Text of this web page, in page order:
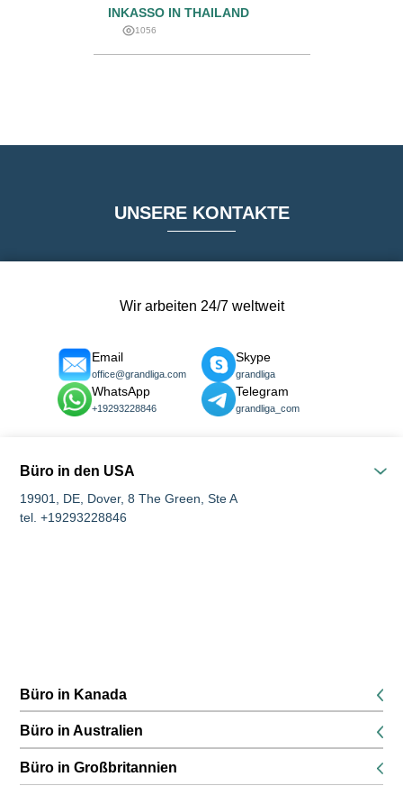
INKASSO IN THAILAND
1056
UNSERE KONTAKTE
Büro in den USA
19901, DE, Dover, 8 The Green, Ste A
tel. +19293228846
Büro in Kanada
K1P 5G3, Ottawa, 116 Albert Street Suites 200 & 300
tel. +16134168826
Büro in Australien
680 World Square, Ebene 45, 680 George Street, Sydney, NSW
tel. +61291889474
Büro in Großbritannien
Wir arbeiten 24/7 weltweit
Email
office@grandliga.com
Skype
grandliga
WhatsApp
+19293228846
Telegram
grandliga_com